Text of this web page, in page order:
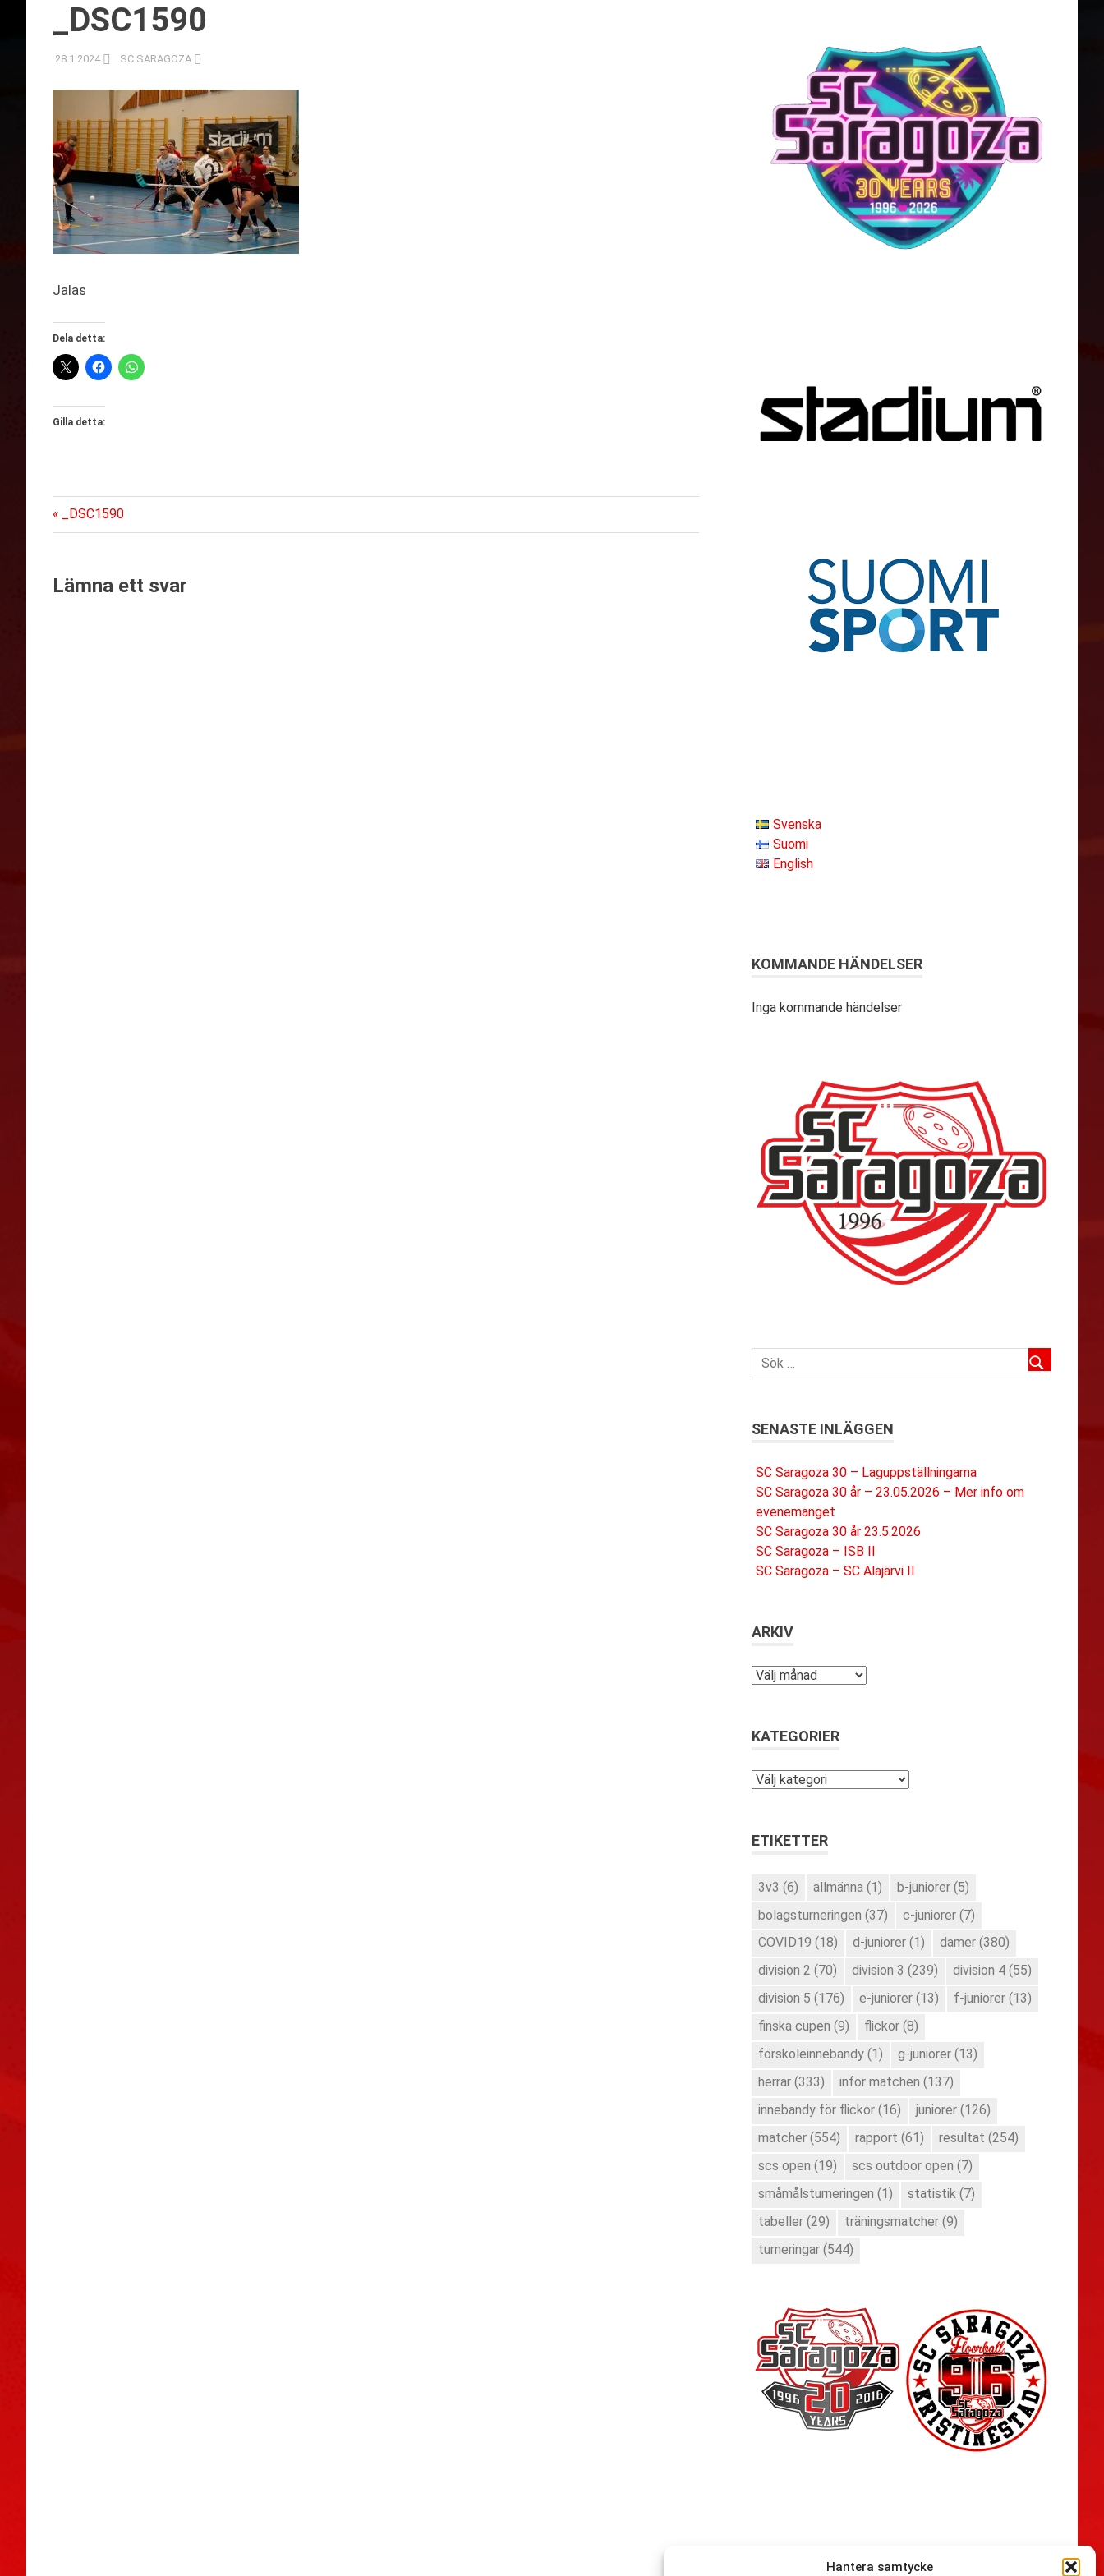
Hantera samtycke
_DSC1590
28.1.2024 SC SARAGOZA
Jalas
Dela detta:
Gilla detta:
Inläggsnavigering
Föregående
inlägg:
_DSC1590
Lämna ett svar
Svenska
Suomi
English
KOMMANDE HÄNDELSER
Inga kommande händelser
SENASTE INLÄGGEN
SC Saragoza 30 – Laguppställningarna
SC Saragoza 30 år – 23.05.2026 – Mer info om
evenemanget
SC Saragoza 30 år 23.5.2026
SC Saragoza – ISB II
SC Saragoza – SC Alajärvi II
ARKIV
Arkiv
KATEGORIER
Kategorier
ETIKETTER
3v3 (6) allmänna (1) b-juniorer (5)
bolagsturneringen (37) c-juniorer (7)
COVID19 (18) d-juniorer (1) damer (380)
division 2 (70) division 3 (239) division 4 (55)
division 5 (176) e-juniorer (13) f-juniorer (13)
finska cupen (9) flickor (8)
förskoleinnebandy (1) g-juniorer (13)
herrar (333) inför matchen (137)
innebandy för flickor (16) juniorer (126)
matcher (554) rapport (61) resultat (254)
scs open (19) scs outdoor open (7)
småmålsturneringen (1) statistik (7)
tabeller (29) träningsmatcher (9)
turneringar (544)